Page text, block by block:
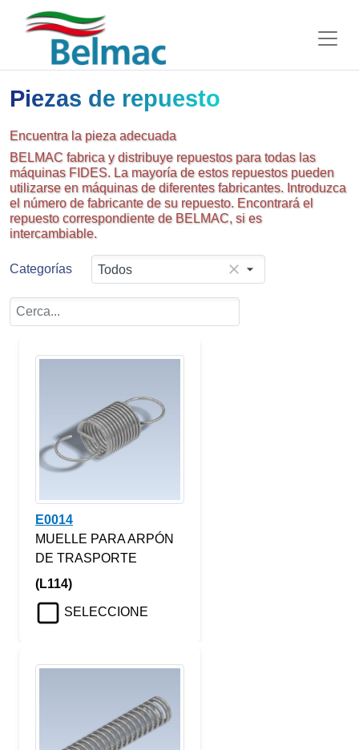
Piezas de repuesto
Encuentra la pieza adecuada
BELMAC fabrica y distribuye repuestos para todas las
máquinas FIDES. La mayoría de estos repuestos pueden
utilizarse en máquinas de diferentes fabricantes. Introduzca
el número de fabricante de su repuesto. Encontrará el
repuesto correspondiente de BELMAC, si es
intercambiable.
Categorías Todos
E0014
MUELLE PARA ARPÓN
DE TRASPORTE
(L114)
SELECCIONE